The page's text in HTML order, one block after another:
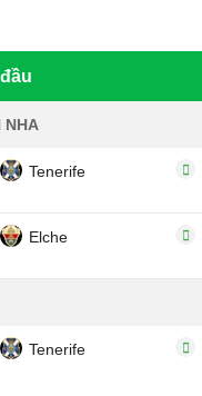
NHA
Tenerife
Elche
Tenerife